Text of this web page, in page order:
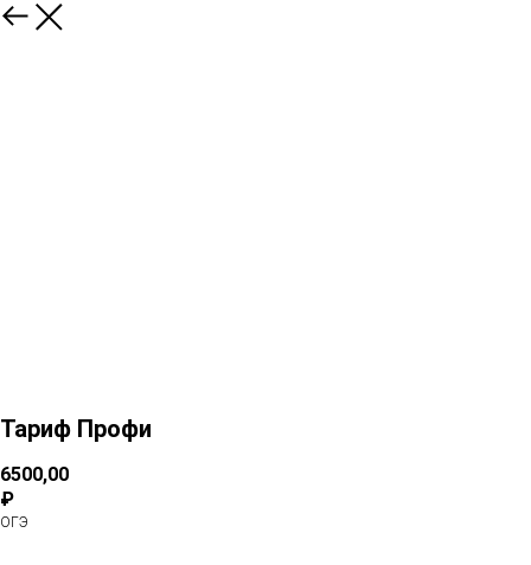
Тариф Профи
6500,00
₽
ОГЭ